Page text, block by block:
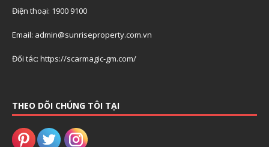
Điện thoại: 1900 9100
Email: admin@sunriseproperty.com.vn
Đối tác: https://scarmagic-gm.com/
THEO DÕI CHÚNG TÔI TẠI